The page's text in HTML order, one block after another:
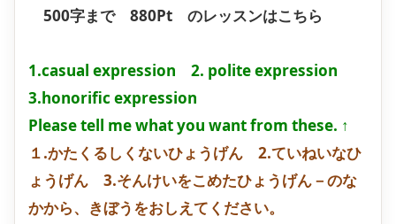
500字まで 880Pt のレッスンはこちら
1.casual expression 2. polite expression
3.honorific expression
Please tell me what you want from these. ↑
​１.かたくるしくないひょうげん 2.ていねいなひ
ょうげん 3.そんけいをこめたひょうげん－のな
かから、きぼうをおしえてください。